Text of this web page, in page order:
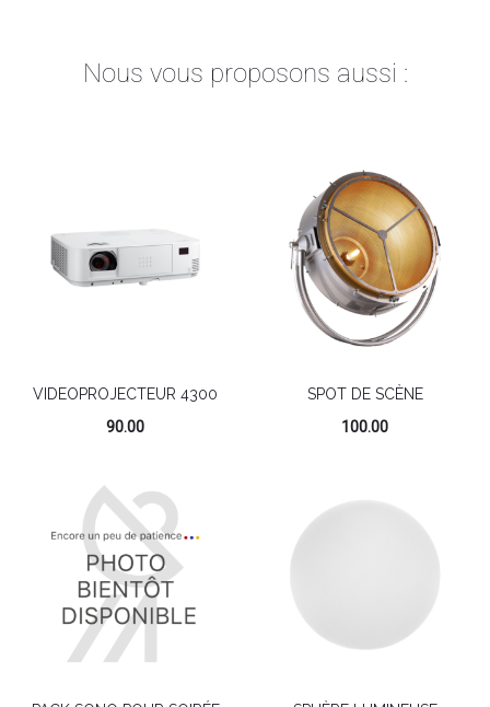
Nous vous proposons aussi :
VIDEOPROJECTEUR 4300
90.00
SPOT DE SCÈNE
100.00